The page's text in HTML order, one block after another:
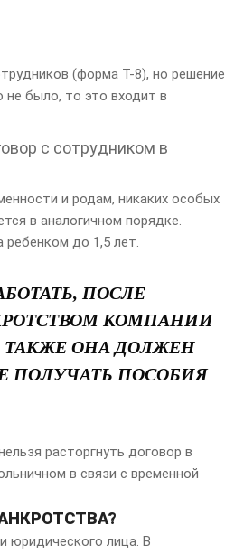
(форма Т-8), но решение
не было, то это входит в
с сотрудником в
и родам, никаких особых
в аналогичном порядке.
ребенком до 1,5 лет.
ПОСЛЕ
КОМПАНИИ
ТАКЖЕ ОНА ДОЛЖЕН
ПОЛУЧАТЬ ПОСОБИЯ
расторгнуть договор в
в связи с временной
юридического лица. В